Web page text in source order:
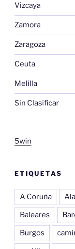
Vizcaya
Zamora
Zaragoza
Ceuta
Melilla
Sin Clasificar
5win
ETIQUETAS
A Coruña
Baleares
Burgos